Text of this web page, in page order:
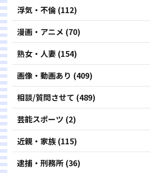
浮気・不倫 (112)
漫画・アニメ (70)
熟女・人妻 (154)
画像・動画あり (409)
相談/質問させて (489)
芸能スポーツ (2)
近親・家族 (115)
逮捕・刑務所 (36)